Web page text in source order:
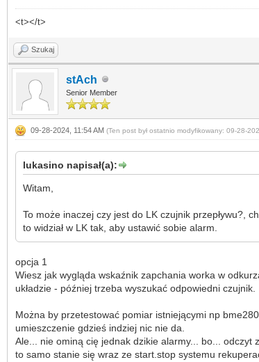
<t></t>
Szukaj
stAch
Senior Member
09-28-2024, 11:54 AM (Ten post był ostatnio modyfikowany: 09-28-
lukasino napisał(a):
Witam,
To może inaczej czy jest do LK czujnik przepływu?,
to widział w LK tak, aby ustawić sobie alarm.
opcja 1
Wiesz jak wygląda wskaźnik zapchania worka w
układzie - później trzeba wyszukać odpowiedni czujnik.
Można by przetestować pomiar istniejącymi np
umieszczenie gdzieś indziej nic nie da.
Ale... nie ominą cię jednak dzikie alarmy... bo...
to samo stanie się wraz ze start.stop systemu